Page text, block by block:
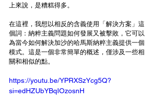
上來說，是糟糕得多。
在這裡，我想以相反的含義使用「解決方案」這
個詞：納粹主義問題如何發展又被擊敗，它可以
為當今如何解決加沙的哈馬斯納粹主義提供一個
模式。這是一個非常簡單的概述，僅涉及一些相
關和相似的點。
https://youtu.be/YPRXSzYcg5Q?
si=edHZUbYBqIOzosnH